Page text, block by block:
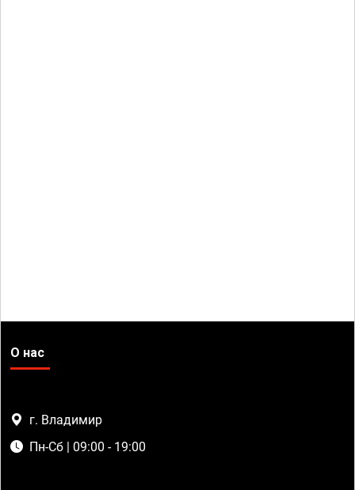
О нас
г. Владимир
Пн-Сб | 09:00 - 19:00